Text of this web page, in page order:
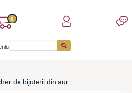
0
de bijuterii din aur